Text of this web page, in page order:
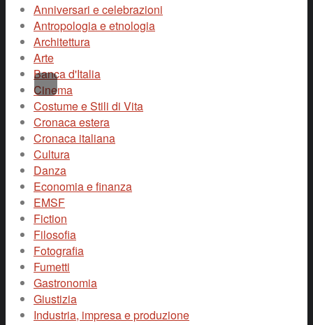
Anniversari e celebrazioni
Antropologia e etnologia
Architettura
Arte
Banca d'Italia
Cinema
Costume e Stili di Vita
Cronaca estera
Cronaca italiana
Cultura
Danza
Economia e finanza
EMSF
Fiction
Filosofia
Fotografia
Fumetti
Gastronomia
Giustizia
Industria, impresa e produzione